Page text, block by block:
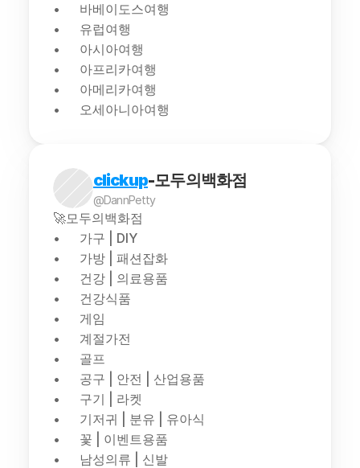
바베이도스여행
유럽여행
아시아여행
아프리카여행
아메리카여행
오세아니아여행
clickup-모두의백화점
@DannPetty
🚀모두의백화점
가구 | DIY
가방 | 패션잡화
건강 | 의료용품
건강식품
게임
계절가전
골프
공구 | 안전 | 산업용품
구기 | 라켓
기저귀 | 분유 | 유아식
꽃 | 이벤트용품
남성의류 | 신발